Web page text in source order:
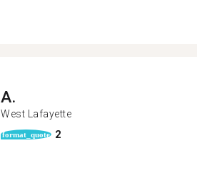
A.
West Lafayette
format_quote 2